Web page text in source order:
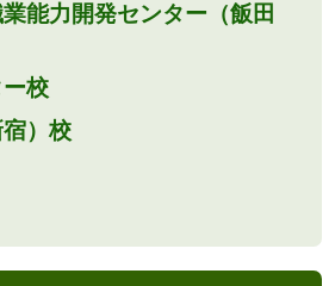
能力開発センター（飯田
校
）校